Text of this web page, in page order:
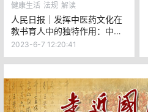
健康生活 法规 解读
人民日报｜发挥中医药文化在
教书育人中的独特作用：中医
药文化走进校园
2023-6-7 12:20:41